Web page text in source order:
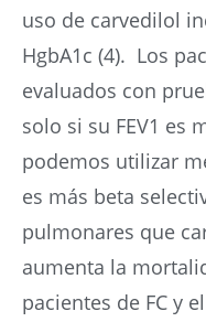
uso de carvedilol
HgbA1c (4). Los
evaluados con
solo si su FEV1 es
podemos utilizar
es más beta
pulmonares que
aumenta la
pacientes de FC y